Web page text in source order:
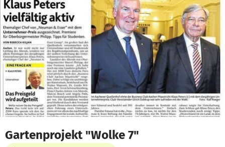
Zum Hauptinhalt springen
Erklärung zur Barrierefreiheit anzeigen
Gartenprojekt "Wolke 7"